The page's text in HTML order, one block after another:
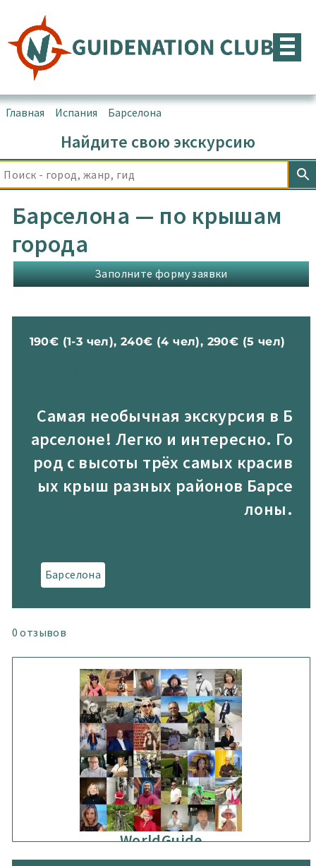
содержимому
Главная Испания Барселона
Найдите свою экскурсию
Барселона — по крышам
города
Заполните форму заявки
190€ (1-3 чел), 240€ (4 чел), 290€ (5 чел)
Самая необычная экскурсия в Б
арселоне! Легко и интересно. Го
род с высоты трёх самых красив
ых крыш разных районов Барсе
лоны.
Барселона
0 отзывов
WorldGuide